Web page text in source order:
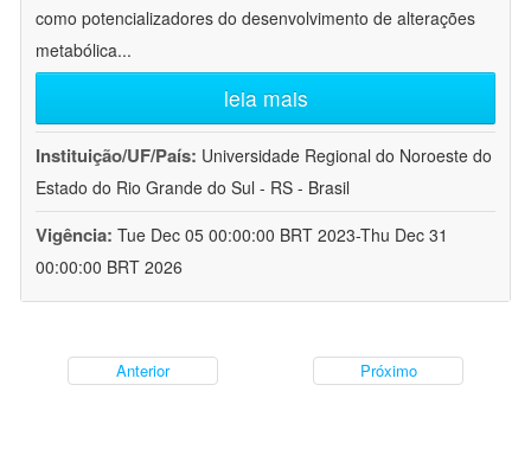
como potencializadores do desenvolvimento de alterações
metabólica...
leia mais
Instituição/UF/País: Universidade Regional do Noroeste do
Estado do Rio Grande do Sul - RS - Brasil
Vigência: Tue Dec 05 00:00:00 BRT 2023-Thu Dec 31
00:00:00 BRT 2026
Anterior Próximo